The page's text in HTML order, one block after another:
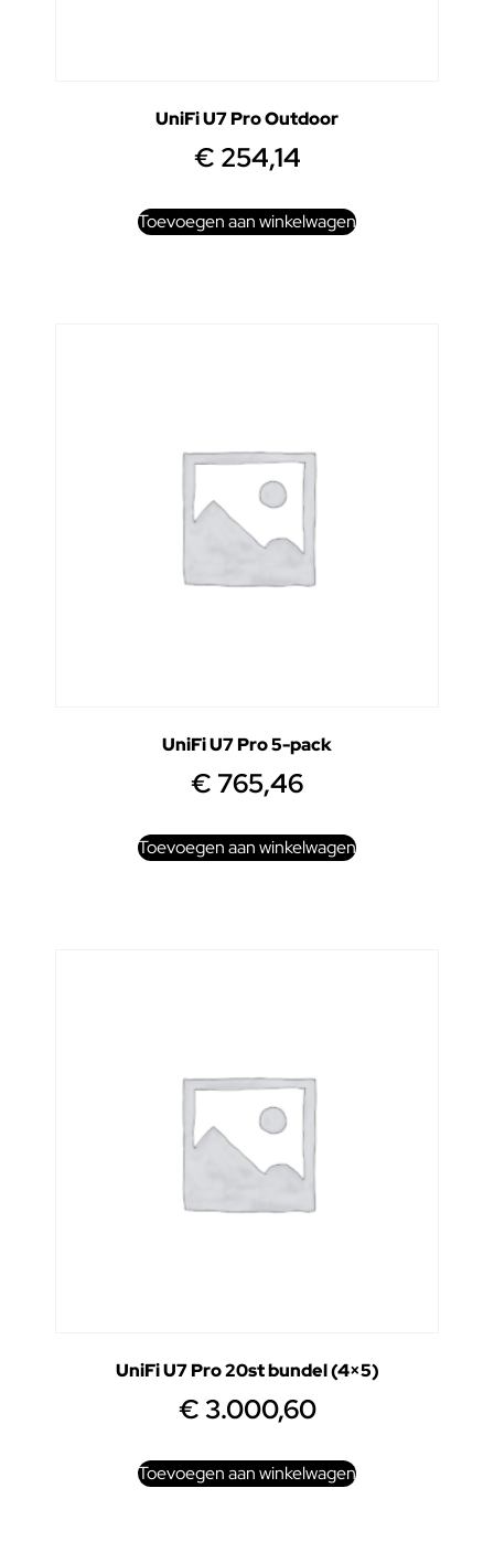
UniFi U7 Pro Outdoor
€ 254,14
Toevoegen aan winkelwagen
UniFi U7 Pro 5-pack
€ 765,46
Toevoegen aan winkelwagen
UniFi U7 Pro 20st bundel (4×5)
€3.000,60
Toevoegen aan winkelwagen